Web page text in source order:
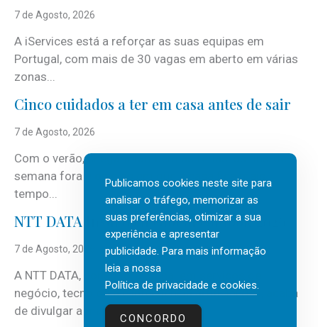
7 de Agosto, 2026
A iServices está a reforçar as suas equipas em
Portugal, com mais de 30 vagas em aberto em várias
zonas...
Cinco cuidados a ter em casa antes de sair
7 de Agosto, 2026
Com o verão, chegam também as férias, os fins-de-
semana fora e os dias em que a casa fica mais
tempo...
NTT DATA Insurtech Global Outlook 2026
7 de Agosto, 2026
A NTT DATA, consultora global em serviços de
negócio, tecnologia e inteligência artificial (IA), acaba
de divulgar a mais recente...
Publicamos cookies neste site para
analisar o tráfego, memorizar as
suas preferências, otimizar a sua
experiência e apresentar
publicidade. Para mais informação
leia a nossa
Política de privacidade e cookies.
CONCORDO